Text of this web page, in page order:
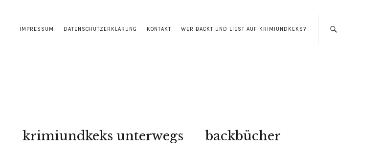
IMPRESSUM DATENSCHUTZERKLÄRUNG KONTAKT WER BACKT UND LIEST AUF KRIMIUNDKEKS?
krimiundkeks unterwegs backbücher